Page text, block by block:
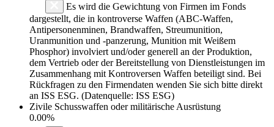
Es wird die Gewichtung von Firmen im Fonds
dargestellt, die in kontroverse Waffen (ABC-Waffen,
Antipersonenminen, Brandwaffen, Streumunition,
Uranmunition und -panzerung, Munition mit Weißem
Phosphor) involviert und/oder generell an der Produktion,
dem Vertrieb oder der Bereitstellung von Dienstleistungen im
Zusammenhang mit Kontroversen Waffen beteiligt sind. Bei
Rückfragen zu den Firmendaten wenden Sie sich bitte direkt
an ISS ESG. (Datenquelle: ISS ESG)
Zivile Schusswaffen oder militärische Ausrüstung
0.00%